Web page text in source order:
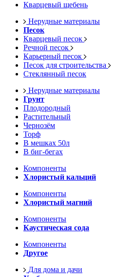
Кварцевый щебень
Нерудные материалы
Песок
Кварцевый песок
Речной песок
Карьерный песок
Песок для строительства
Стеклянный песок
Нерудные материалы
Грунт
Плодородный
Растительный
Чернозём
Торф
В мешках 50л
В биг-бегах
Компоненты
Хлористый кальций
Компоненты
Хлористый магний
Компоненты
Каустическая сода
Компоненты
Другое
Для дома и дачи